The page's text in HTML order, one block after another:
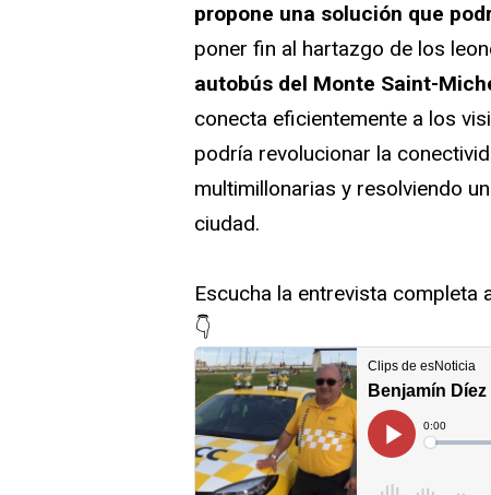
propone una solución que
poner fin al hartazgo de los
autobús del Monte Saint-
conecta eficientemente a los
podría revolucionar la
multimillonarias y resolviendo
ciudad.
Escucha la entrevista completa
👇